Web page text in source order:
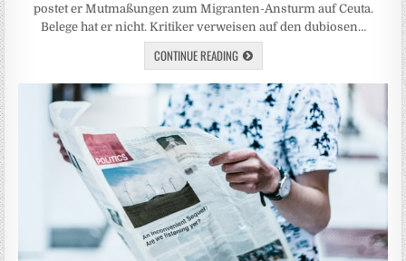
postet er Mutmaßungen zum Migranten-Ansturm auf Ceuta.
Belege hat er nicht. Kritiker verweisen auf den dubiosen…
CONTINUE READING